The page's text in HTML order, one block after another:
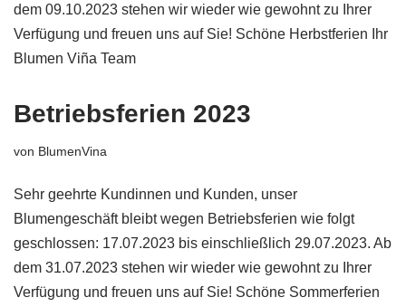
dem 09.10.2023 stehen wir wieder wie gewohnt zu Ihrer
Verfügung und freuen uns auf Sie! Schöne Herbstferien Ihr
Blumen Viña Team
Betriebsferien 2023
von BlumenVina
Sehr geehrte Kundinnen und Kunden, unser
Blumengeschäft bleibt wegen Betriebsferien wie folgt
geschlossen: 17.07.2023 bis einschließlich 29.07.2023. Ab
dem 31.07.2023 stehen wir wieder wie gewohnt zu Ihrer
Verfügung und freuen uns auf Sie! Schöne Sommerferien